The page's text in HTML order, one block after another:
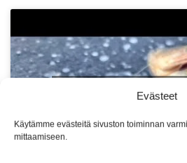
Evästeet
Käytämme evästeitä sivuston toiminnan
mittaamiseen.
Klikkaa "Hyväksy"
Evästeet